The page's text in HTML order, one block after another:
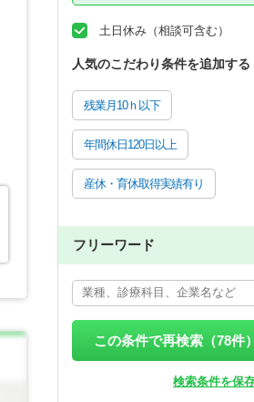
土日休み（相談可含む）
人気のこだわり条件を追加する
残業月10ｈ以下
年間休日120日以上
産休・育休取得実績有り
フリーワード
この条件で再検索（78件）
検索条件を保